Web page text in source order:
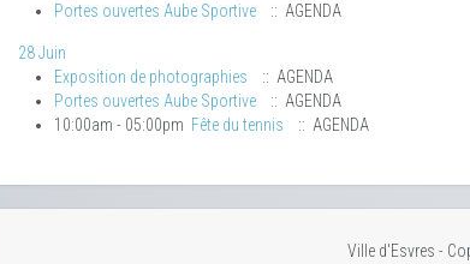
Portes ouvertes Aube Sportive
:: AGENDA
28 Juin
Exposition de photographies
:: AGENDA
Portes ouvertes Aube Sportive
:: AGENDA
10:00am - 05:00pm Fête du tennis :: AGENDA
Ville d'Esvres -